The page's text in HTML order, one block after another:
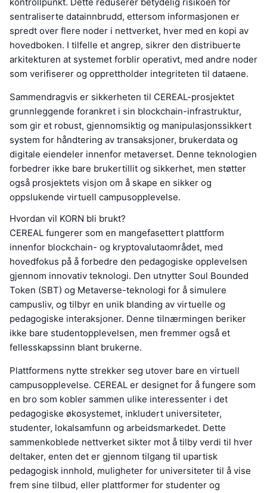
sentraliserte datainnbrudd, ettersom informasjonen er
spredt over flere noder i nettverket, hver med en kopi av
hovedboken. I tilfelle et angrep, sikrer den distribuerte
arkitekturen at systemet forblir operativt, med andre noder
som verifiserer og opprettholder integriteten til dataene.
Sammendragvis er sikkerheten til CEREAL-prosjektet
grunnleggende forankret i sin blockchain-infrastruktur,
som gir et robust, gjennomsiktig og manipulasjonssikkert
system for håndtering av transaksjoner, brukerdata og
digitale eiendeler innenfor metaverset. Denne teknologien
forbedrer ikke bare brukertillit og sikkerhet, men støtter
også prosjektets visjon om å skape en sikker og
oppslukende virtuell campusopplevelse.
Hvordan vil KORN bli brukt?
CEREAL fungerer som en mangefasettert plattform
innenfor blockchain- og kryptovalutaområdet, med
hovedfokus på å forbedre den pedagogiske opplevelsen
gjennom innovativ teknologi. Den utnytter Soul Bounded
Token (SBT) og Metaverse-teknologi for å simulere
campusliv, og tilbyr en unik blanding av virtuelle og
pedagogiske interaksjoner. Denne tilnærmingen beriker
ikke bare studentopplevelsen, men fremmer også et
fellesskapssinn blant brukerne.
Plattformens nytte strekker seg utover bare en virtuell
campusopplevelse. CEREAL er designet for å fungere som
en bro som kobler sammen ulike interessenter i det
pedagogiske økosystemet, inkludert universiteter,
studenter, lokalsamfunn og arbeidsmarkedet. Dette
sammenkoblede nettverket sikter mot å tilby verdi til hver
deltaker, enten det er gjennom tilgang til upartisk
pedagogisk innhold, muligheter for universiteter til å vise
frem sine tilbud, eller plattformer for studenter og